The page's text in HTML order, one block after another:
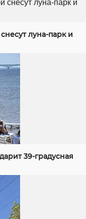
луна-парк и
39-градусная